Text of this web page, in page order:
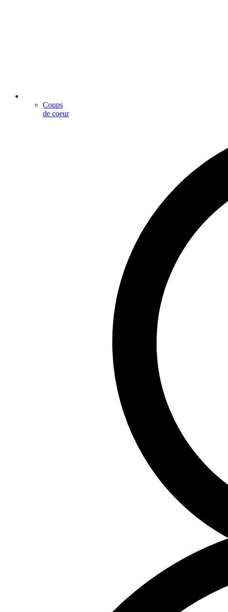
Coups
de coeur